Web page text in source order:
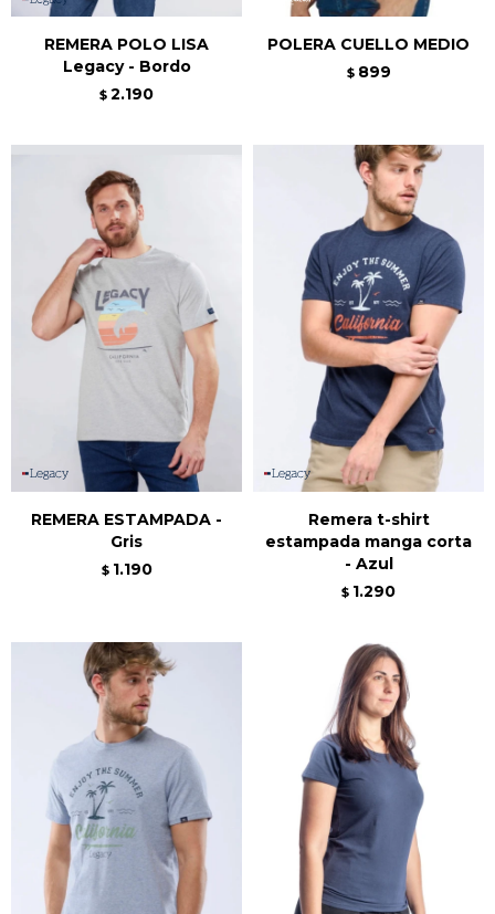
REMERA POLO LISA
Legacy - Bordo
$ 2.190
POLERA CUELLO MEDIO
$ 899
REMERA ESTAMPADA -
Gris
$ 1.190
Remera t-shirt
estampada manga corta
- Azul
$ 1.290